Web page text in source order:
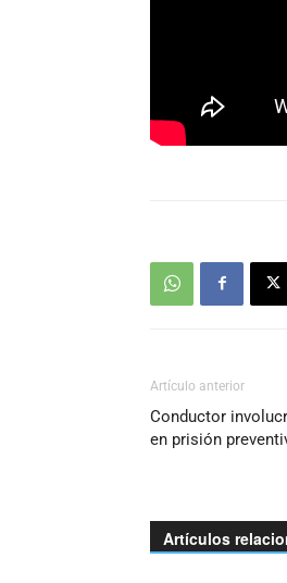
Artículo anterior
Conductor
en prisión
Artículos